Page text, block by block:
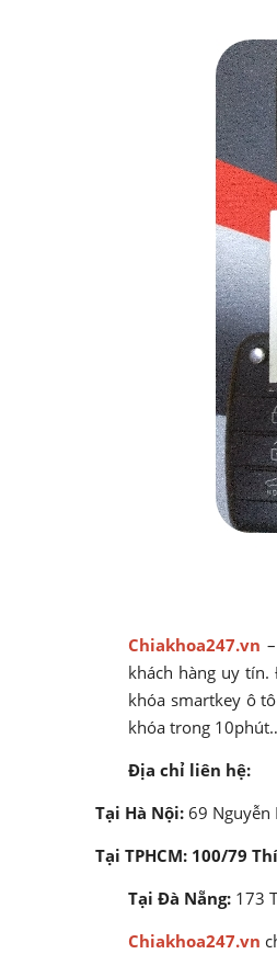
Chiakhoa247.vn
khách hàng uy
khóa smartkey ô
khóa trong
Địa chỉ liên hệ:
Tại Hà Nội: 69 Nguyễn
Tại TPHCM: 100/79
Tại Đà Nẵng: 173
Chiakhoa247.vn